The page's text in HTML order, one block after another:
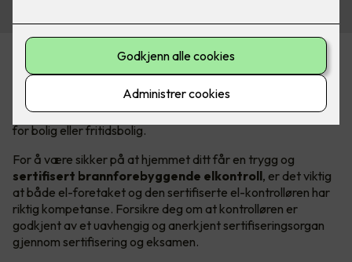
Elkontroll for å hindre boligbrann
Er det lenge siden det elektriske anlegget ditt har blitt
undersøkt? Om ja, anbefaler vi at du bestiller en elkontroll,
for bolig eller fritidsbolig.
For å være sikker på at hjemmet ditt får en trygg og
sertifisert brannforebyggende elkontroll, er det viktig
at både el-foretaket og den sertifiserte el-kontrolløren har
riktig kompetanse. Forsikre deg om at kontrolløren er
godkjent av et uavhengig og anerkjent sertifiseringsorgan
gjennom sertifisering og eksamen.